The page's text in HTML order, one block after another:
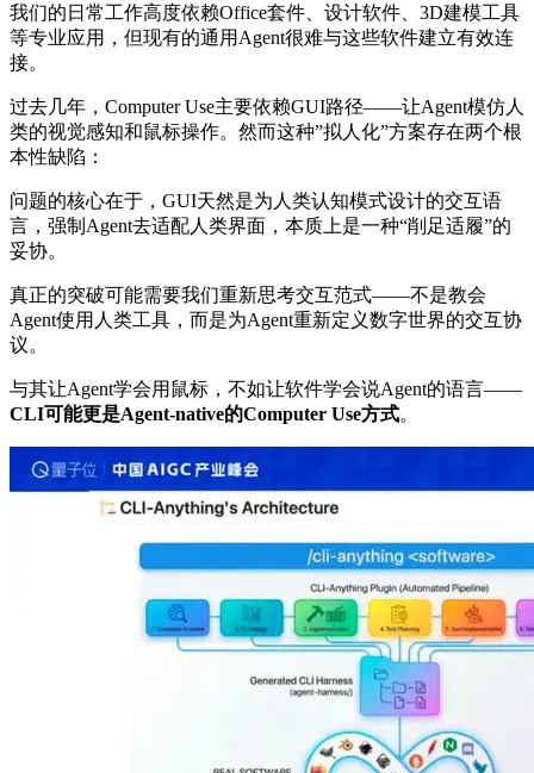
我们的日常工作高度依赖Office套件、设计软件、3D建模工具
等专业应用，但现有的通用Agent很难与这些软件建立有效连
接。
过去几年，Computer Use主要依赖GUI路径——让Agent模仿人
类的视觉感知和鼠标操作。然而这种”拟人化”方案存在两个根
本性缺陷：
问题的核心在于，GUI天然是为人类认知模式设计的交互语
言，强制Agent去适配人类界面，本质上是一种“削足适履”的
妥协。
真正的突破可能需要我们重新思考交互范式——不是教会
Agent使用人类工具，而是为Agent重新定义数字世界的交互协
议。
与其让Agent学会用鼠标，不如让软件学会说Agent的语言——
CLI可能更是Agent-native的Computer Use方式。